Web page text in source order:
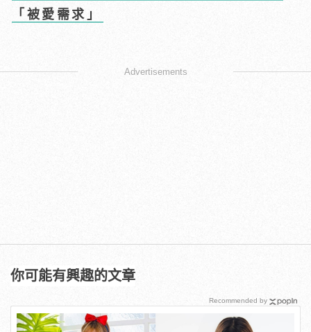
「被愛需求」
Advertisements
你可能有興趣的文章
Recommended by